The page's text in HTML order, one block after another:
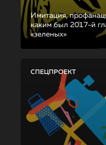
Имитация,
каким был 2017-й
«зеленых»
СПЕЦПРОЕКТ